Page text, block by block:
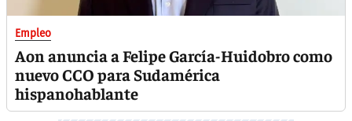
Empleo
Aon anuncia a Felipe García-Huidobro como
nuevo CCO para Sudamérica
hispanohablante